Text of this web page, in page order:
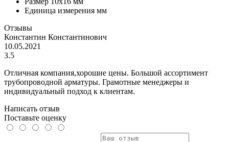
Единица измерения мм
Отзывы
Константин Константинович
10.05.2021
3.5
Отличная компания,хорошие цены. Большой ассортимент
трубопроводной арматуры. Грамотные менеджеры и
индивидуальный подход к клиентам.
Написать отзыв
Поставьте оценку